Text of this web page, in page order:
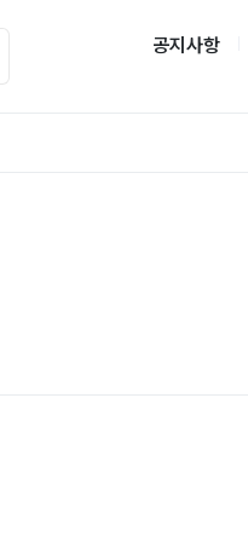
공지사항